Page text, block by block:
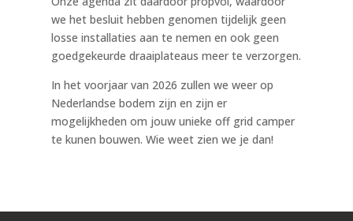
we het besluit hebben genomen tijdelijk geen
losse installaties aan te nemen en ook geen
goedgekeurde draaiplateaus meer te verzorgen.
In het voorjaar van 2026 zullen we weer op
Nederlandse bodem zijn en zijn er
mogelijkheden om jouw unieke off grid camper
te kunen bouwen. Wie weet zien we je dan!